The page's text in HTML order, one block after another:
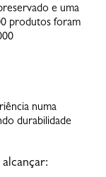
e uma
produtos foram
numa
durabilidade